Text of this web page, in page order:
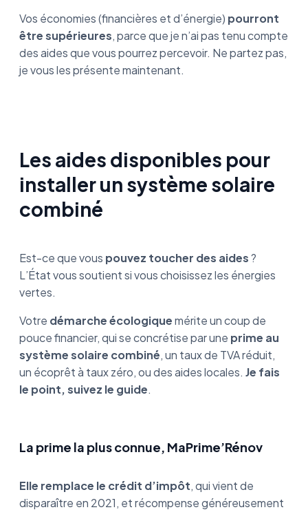
Vos économies (financières et d’énergie) pourront
être supérieures, parce que je n’ai pas tenu compte
des aides que vous pourrez percevoir. Ne partez pas,
je vous les présente maintenant.
Les aides disponibles pour
installer un système solaire
combiné
Est-ce que vous pouvez toucher des aides?
L’État vous soutient si vous choisissez les énergies
vertes.
Votre démarche écologiquemérite un coup de
pouce financier, qui se concrétise par une prime au
système solaire combiné, un taux de TVA réduit,
un écoprêt à taux zéro, ou des aides locales. Je fais
le point, suivez le guide.
La prime la plus connue, MaPrime’Rénov
Elle remplace le crédit d’impôt, qui vient de
disparaître en 2021, et récompense généreusement